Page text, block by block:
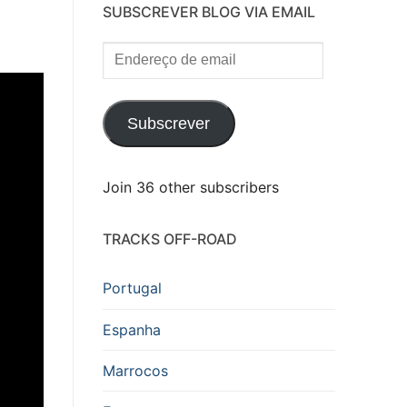
SUBSCREVER BLOG VIA EMAIL
Endereço
de
email
Subscrever
Join 36 other subscribers
TRACKS OFF-ROAD
Portugal
Espanha
Marrocos